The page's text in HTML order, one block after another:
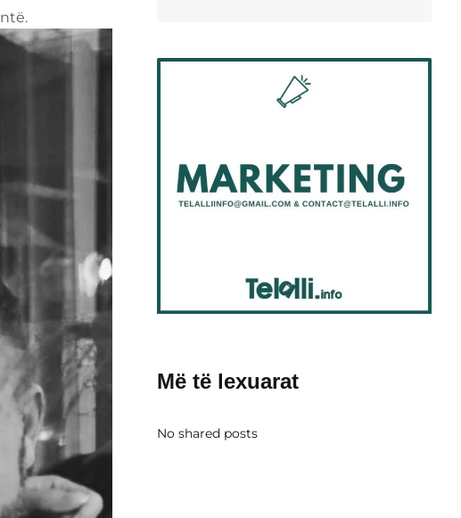
Më të lexuarat
No shared posts